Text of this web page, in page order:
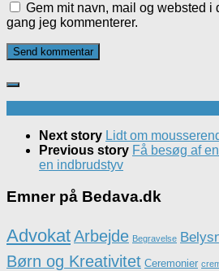
Gem mit navn, mail og websted
gang jeg kommenterer.
Next story Lidt om
Previous story Få besøg af
en indbrudstyv
Emner på Bedava.dk
AdvokatArbejde Begravelse
Børn og Kreativitet Ceremonier